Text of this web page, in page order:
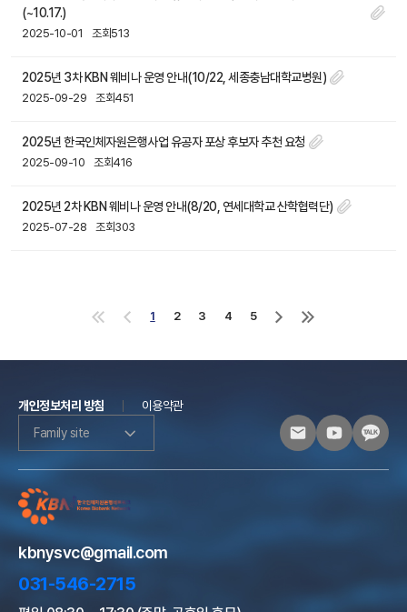
(~10.17.)
2025-10-01 조회513
2025년 3차 KBN 웨비나 운영 안내(10/22, 세종충남대학교병원)
2025-09-29 조회451
2025년 한국인체자원은행사업 유공자 포상 후보자 추천 요청
2025-09-10 조회416
2025년 2차 KBN 웨비나 운영 안내(8/20, 연세대학교 산학협력단)
2025-07-28 조회303
1 2 3 4
5
개인정보처리 방침
이용약관
Family site
kbnysvc@gmail.com
031-546-2715